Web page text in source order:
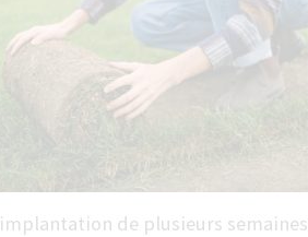
de plusieurs semaines